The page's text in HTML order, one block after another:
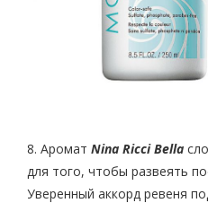
8. Аромат Nina Ricci Bella
для того, чтобы развеять
Уверенный аккорд ревеня